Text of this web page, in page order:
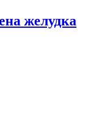
желудка